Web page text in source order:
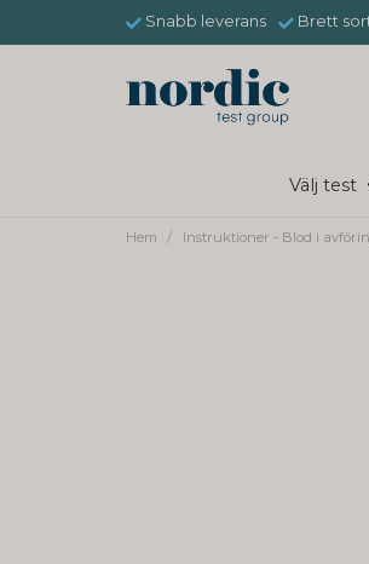
Snabb leverans Brett
Välj test
Hem Instruktioner - Blod i